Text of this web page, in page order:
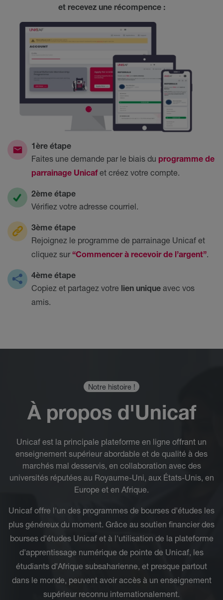
et recevez une récompence :
1ère étape
Faites une demande par le biais du programme de
parrainage Unicafet créez votre compte.
2ème étape
Vérifiez votre adresse courriel.
3ème étape
Rejoignez le programme de parrainage Unicaf et
cliquez sur “Commencer à recevoir de l’argent”
4ème étape
Copiez et partagez votre lien unique avec vos
amis.
Notre histoire !
À propos d'Unicaf
Unicaf est la principale plateforme en ligne offrant un
enseignement supérieur abordable et de qualité à des
marchés mal desservis, en collaboration avec des
universités réputées au Royaume-Uni, aux États-Unis, en
Europe et en Afrique.
Unicaf offre l'un des programmes de bourses d'études les
plus généreux du moment. Grâce au soutien financier des
bourses d'études Unicaf et à l'utilisation de la plateforme
d'apprentissage numérique de pointe de Unicaf, les
étudiants d'Afrique subsaharienne, et presque partout
dans le monde, peuvent avoir accès à un enseignement
supérieur reconnu internationalement.